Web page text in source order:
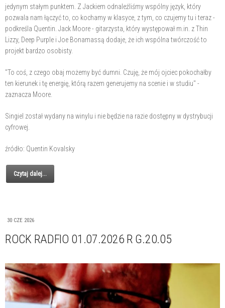
jedynym stałym punktem. Z Jackiem odnaleźliśmy wspólny język, który
pozwala nam łączyć to, co kochamy w klasyce, z tym, co czujemy tu i teraz -
podkreśla Quentin. Jack Moore - gitarzysta, który występował m.in. z Thin
Lizzy, Deep Purple i Joe Bonamassą dodaje, że ich wspólna twórczość to
projekt bardzo osobisty.
"To coś, z czego obaj możemy być dumni. Czuję, że mój ojciec pokochałby
ten kierunek i tę energię, którą razem generujemy na scenie i w studiu" -
zaznacza Moore.
Singiel został wydany na winylu i nie będzie na razie dostępny w dystrybucji
cyfrowej.
źródło: Quentin Kovalsky
Czytaj dalej...
30 CZE 2026
ROCK RADFIO 01.07.2026 R G.20.05